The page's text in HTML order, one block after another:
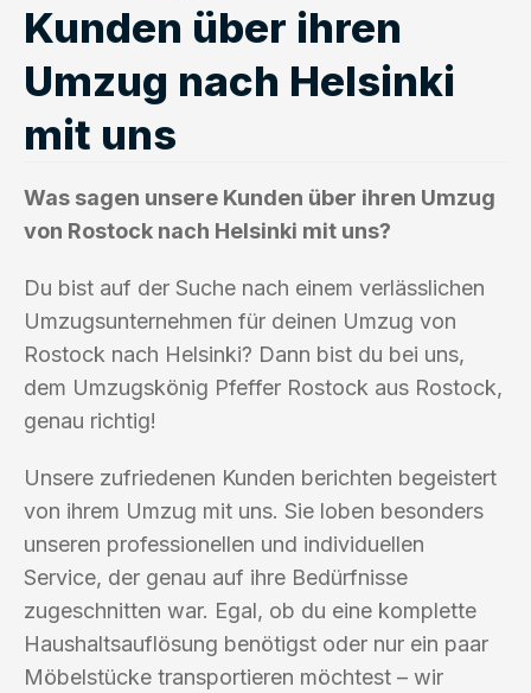
Kunden über ihren
Umzug nach Helsinki
mit uns
Was sagen unsere Kunden über ihren Umzug
von Rostock nach Helsinki mit uns?
Du bist auf der Suche nach einem verlässlichen
Umzugsunternehmen für deinen Umzug von
Rostock nach Helsinki? Dann bist du bei uns,
dem Umzugskönig Pfeffer Rostock aus Rostock,
genau richtig!
Unsere zufriedenen Kunden berichten begeistert
von ihrem Umzug mit uns. Sie loben besonders
unseren professionellen und individuellen
Service, der genau auf ihre Bedürfnisse
zugeschnitten war. Egal, ob du eine komplette
Haushaltsauflösung benötigst oder nur ein paar
Möbelstücke transportieren möchtest – wir